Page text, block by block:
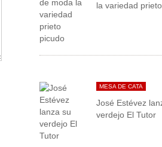
la variedad
MESA DE CATA
José Estévez
verdejo El Tutor